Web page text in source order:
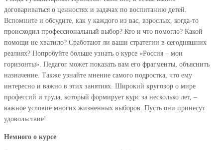
договариваться о ценностях и задачах по воспитанию детей.
Вспомните и обсудите, как у каждого из вас, взрослых, когда-то
происходил профессиональный выбор? Кто и что помогло? Какой
помощи не хватило? Сработают ли ваши стратегии в сегодняшних
реалиях? Попробуйте больше узнать о курсе «Россия – мои
горизонты». Педагог может показать вам его фрагменты, объяснить
назначение. Также узнайте мнение самого подростка, что ему
интересно и важно в этих занятиях. Широкий кругозор о мире
профессий и труда, который формирует курс за несколько лет, –
важное условие многих жизненных выборов. Пусть они принесут
удовольствие!
Немного о курсе